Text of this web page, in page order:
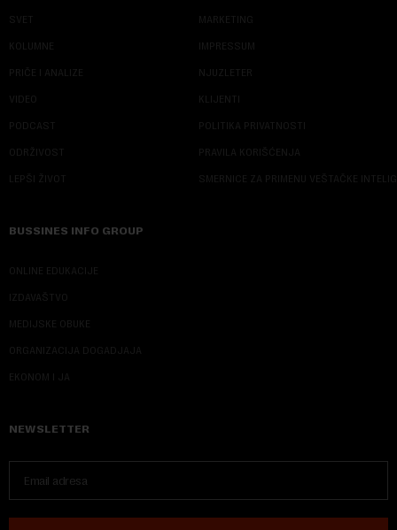
SVET
KOLUMNE
PRIČE I ANALIZE
VIDEO
PODCAST
ODRŽIVOST
LEPŠI ŽIVOT
MARKETING
IMPRESSUM
NJUZLETER
KLIJENTI
POLITIKA PRIVATNOSTI
PRAVILA KORIŠĆENJA
SMERNICE ZA PRIMENU VEŠTAČKE
BUSSINES INFO GROUP
ONLINE EDUKACIJE
IZDAVAŠTVO
MEDIJSKE OBUKE
ORGANIZACIJA DOGADJAJA
EKONOM I JA
NEWSLETTER